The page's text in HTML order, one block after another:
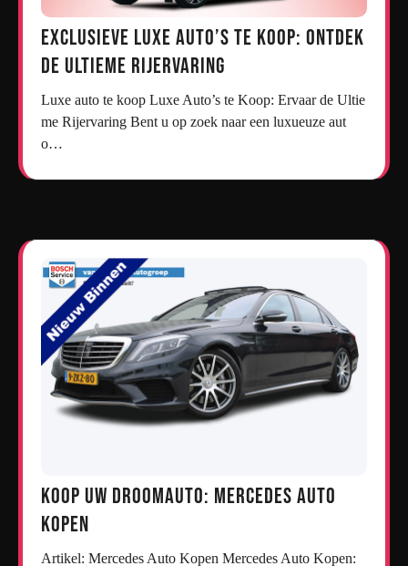
Exclusieve Luxe Auto’s te Koop: Ontdek
de Ultieme Rijervaring
Luxe auto te koop Luxe Auto’s te Koop: Ervaar de Ultie
me Rijervaring Bent u op zoek naar een luxueuze aut
o…
Koop uw droomauto: Mercedes auto
kopen
Artikel: Mercedes Auto Kopen Mercedes Auto Kopen: